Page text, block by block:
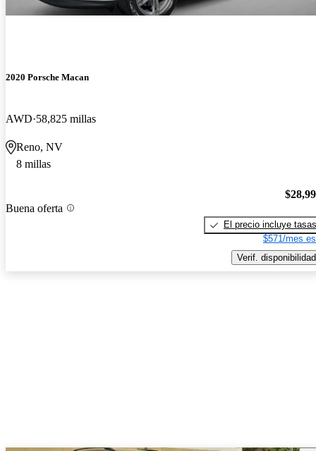
2020 Porsche Macan
AWD 58,825 millas
Reno, NV
8 millas
Buena oferta
El precio incluye tasas
$571/mes
Verif. disponibilidad